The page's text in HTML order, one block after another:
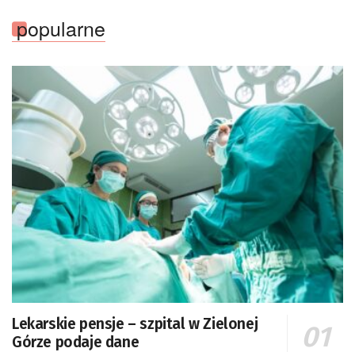
popularne
Lekarskie pensje – szpital w Zielonej
Górze podaje dane